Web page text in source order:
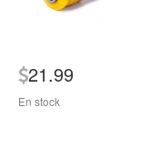
21.99
En stock